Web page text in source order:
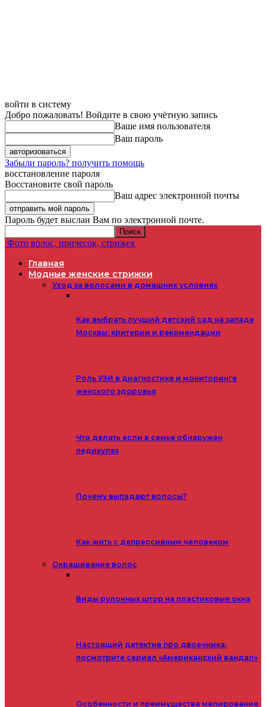
войти в систему
Добро пожаловать! Войдите в свою учётную запись
Ваше имя пользователя
Ваш пароль
Забыли пароль? получить помощь
восстановление пароля
Восстановите свой пароль
Ваш адрес электронной почты
Пароль будет выслан Вам по электронной почте.
Фото волос, причесок, стрижек
Главная
Модные женские стрижки
Уход за волосами в домашних условиях
Как выбрать лучший детский сад на западе
Москвы: критерии и рекомендации
Роль УЗИ в диагностике и мониторинге
женского здоровья
Что делать если в семье обнаружен
педикулез
Почему выпадают волосы?
Как жить с депрессивным человеком
Окрашивание волос
Виды рулонных штор на пластиковые окна
Настоящий детектив про двоечника:
посмотрите сериал «Американский вандал»
Особенности и преимущества мелирования